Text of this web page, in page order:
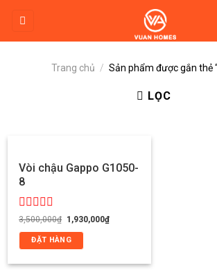
content
Trang chủ / Sản phẩm được gắn thẻ
LỌC
Vòi chậu Gappo G1050-
8
Được
xếp
hạng
0
5
3,500,000₫ Giá
gốc
là:
3,500,000₫.
1,930,000₫Giá
hiện
ĐẶT HÀNG